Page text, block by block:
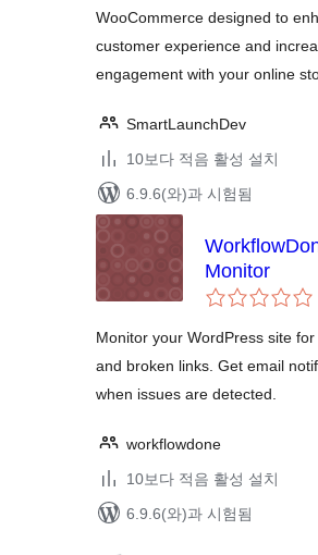
WooCommerce designed to
customer experience and
engagement with your online
SmartLaunchDev
10보다 적음 활성 설치
6.9.6(와)과 시험됨
Monitor
Monitor your WordPress site
and broken links. Get email
when issues are detected.
workflowdone
10보다 적음 활성 설치
6.9.6(와)과 시험됨